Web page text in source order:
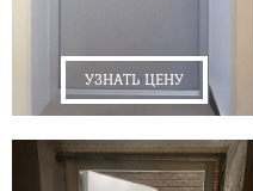
УЗНАТЬ ЦЕНУ